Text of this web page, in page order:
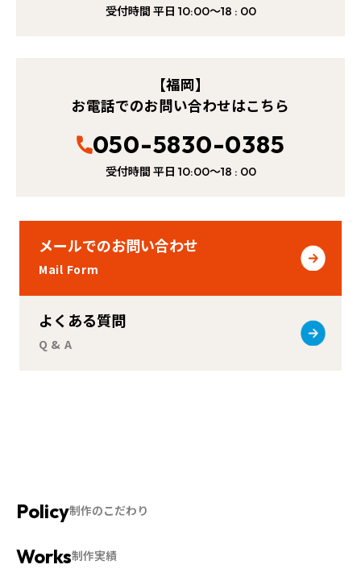
受付時間 平日 10:00～18 : 00
【福岡】
お電話でのお問い合わせはこちら
050-5830-0385
受付時間 平日 10:00～18 : 00
メールでのお問い合わせ
Mail Form
よくある質問
Q & A
制作のこだわり
制作実績